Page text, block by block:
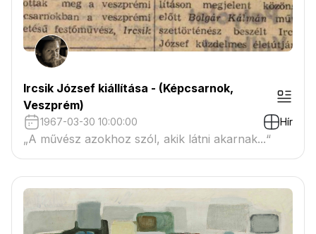
Ircsik József kiállítása - (Képcsarnok,
Veszprém)
1967-03-30 10:00:00 Hír
„A művész azokhoz szól, akik látni akarnak...“